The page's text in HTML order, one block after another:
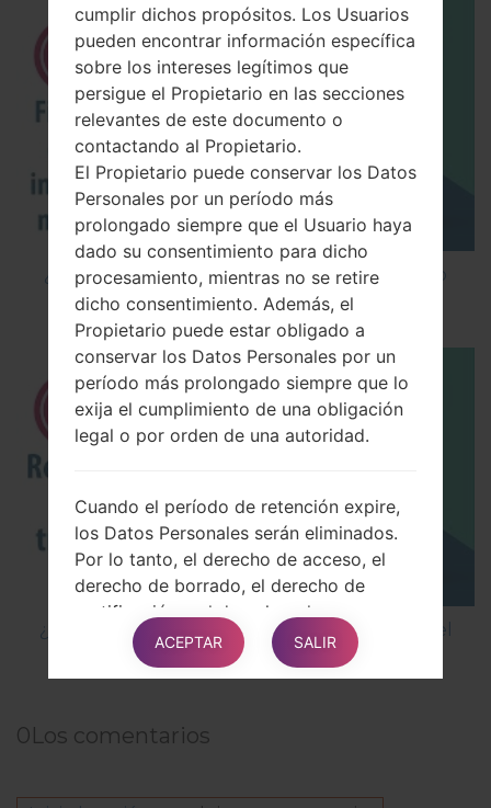
¿Cómo instalar Firmware Oficial en el teléfono
inteligente de LG mediante LG UP?
¿Cómo restablecer datos de fábrica a través del
menú en LG GD300S?
0Los comentarios
cumplir dichos propósitos. Los Usuarios
pueden encontrar información específica
sobre los intereses legítimos que
persigue el Propietario en las secciones
relevantes de este documento o
contactando al Propietario.
El Propietario puede conservar los Datos
Personales por un período más
prolongado siempre que el Usuario haya
dado su consentimiento para dicho
procesamiento, mientras no se retire
dicho consentimiento. Además, el
Propietario puede estar obligado a
conservar los Datos Personales por un
período más prolongado siempre que lo
exija el cumplimiento de una obligación
legal o por orden de una autoridad.
Cuando el período de retención expire,
los Datos Personales serán eliminados.
Por lo tanto, el derecho de acceso, el
derecho de borrado, el derecho de
rectificación y el derecho a la
portabilidad de datos no se pueden
aplicar después de la expiración del
ACEPTAR SALIR